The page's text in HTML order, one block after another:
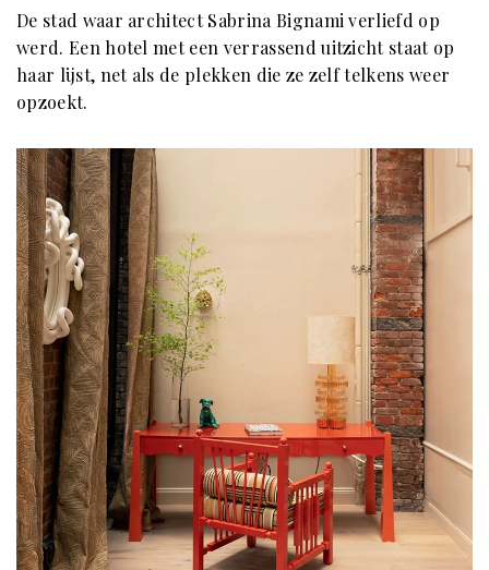
De stad waar architect Sabrina Bignami verliefd op
werd. Een hotel met een verrassend uitzicht staat op
haar lijst, net als de plekken die ze zelf telkens weer
opzoekt.